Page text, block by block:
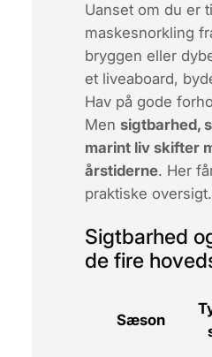
Uanset om du er
maskesnorkling
bryggen eller
et liveaboard,
Hav på gode
Men sigtbarhed,
marint liv skifter
årstiderne. Her
praktiske oversigt.
Sigtbarhed
de fire
Sæson